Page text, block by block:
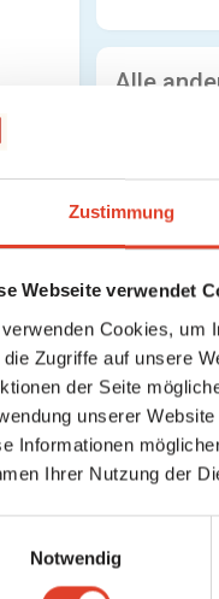
Zustimmung
Webseite verwendet
Cookies, um
die Zugriffe auf unsere
der Seite
unserer
Informationen
Ihrer Nutzung der
Notwendig
Alle